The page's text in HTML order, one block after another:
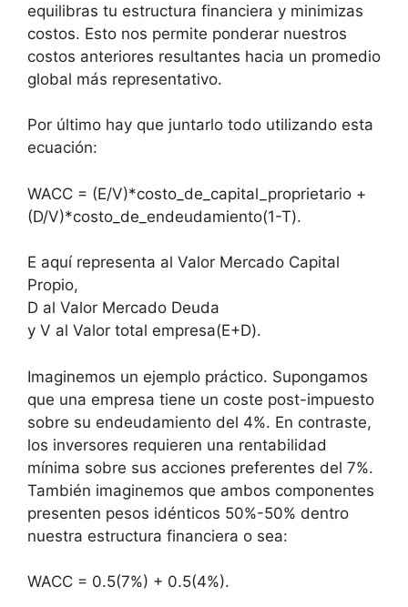
equilibras tu estructura financiera y minimizas
costos. Esto nos permite ponderar nuestros
costos anteriores resultantes hacia un promedio
global más representativo.
Por último hay que juntarlo todo utilizando esta
ecuación:
WACC = (E/V)*costo_de_capital_proprietario +
(D/V)*costo_de_endeudamiento(1-T).
E aquí representa al Valor Mercado Capital
Propio,
D al Valor Mercado Deuda
y V al Valor total empresa(E+D).
Imaginemos un ejemplo práctico. Supongamos
que una empresa tiene un coste post-impuesto
sobre su endeudamiento del 4%. En contraste,
los inversores requieren una rentabilidad
mínima sobre sus acciones preferentes del 7%.
También imaginemos que ambos componentes
presenten pesos idénticos 50%-50% dentro
nuestra estructura financiera o sea:
WACC = 0.5(7%) + 0.5(4%).